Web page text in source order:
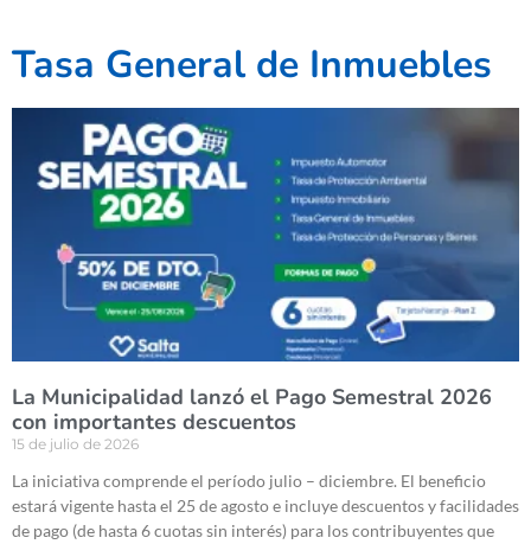
Tasa General de Inmuebles
La Municipalidad lanzó el Pago Semestral 2026
con importantes descuentos
15 de julio de 2026
La iniciativa comprende el período julio – diciembre. El beneficio
estará vigente hasta el 25 de agosto e incluye descuentos y facilidades
de pago (de hasta 6 cuotas sin interés) para los contribuyentes que